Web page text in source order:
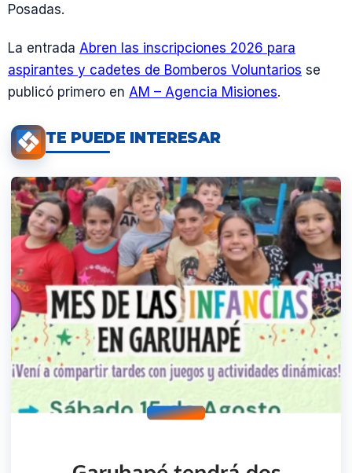
Posadas.
La entrada Abren las inscripciones 2026 para
aspirantes y cadetes de Bomberos Voluntarios se
publicó primero en AM – Agencia Misiones.
TE PUEDE INTERESAR